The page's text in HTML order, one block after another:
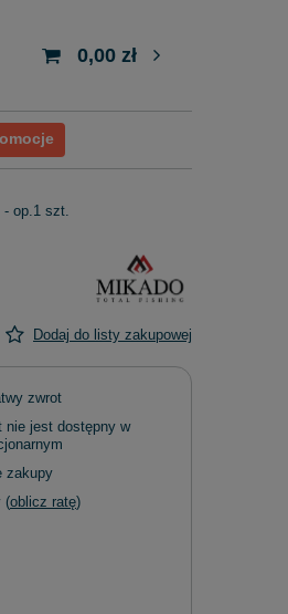
0,00 zł
- op.1 szt.
Dodaj do listy zakupowej
zwrot
nie jest dostępny w
zakupy
(oblicz ratę)